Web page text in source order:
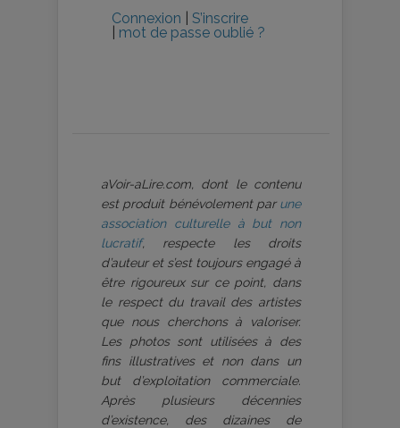
Connexion
S’inscrire
mot de passe oublié ?
aVoir-aLire.com, dont le contenu
est produit bénévolement par une
association culturelle à but non
lucratif, respecte les droits
d’auteur et s’est toujours engagé à
être rigoureux sur ce point, dans
le respect du travail des artistes
que nous cherchons à valoriser.
Les photos sont utilisées à des
fins illustratives et non dans un
but d’exploitation commerciale.
Après plusieurs décennies
d’existence, des dizaines de